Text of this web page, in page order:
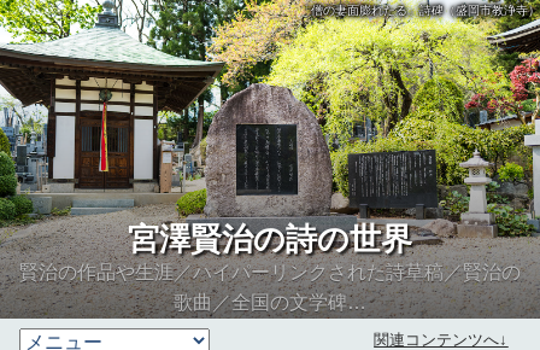
「僧の妻面膨れたる」詩碑（盛岡市教浄寺）
宮澤賢治の詩の世界
賢治の作品や生涯／ハイパーリンクされた詩草稿／賢治の
歌曲／全国の文学碑…
関連コンテンツへ↓